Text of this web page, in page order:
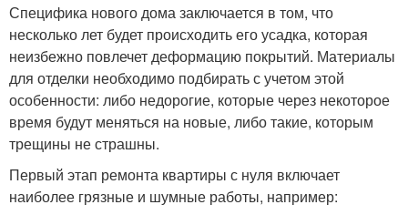
Специфика нового дома заключается в том, что
несколько лет будет происходить его усадка, которая
неизбежно повлечет деформацию покрытий. Материалы
для отделки необходимо подбирать с учетом этой
особенности: либо недорогие, которые через некоторое
время будут меняться на новые, либо такие, которым
трещины не страшны.
Первый этап ремонта квартиры с нуля включает
наиболее грязные и шумные работы, например: